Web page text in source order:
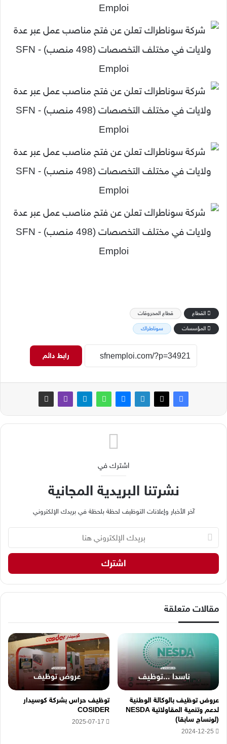
القطاع
قطاع المحروقات
المؤسسات
سوناطراك
رابط دائم
اشترك في
نشرتنا البريدية المجانية
آخر الأخبار وإعلانات التوظيف لحظة بلحظة في بريدك الإلكتروني
ي
ك
ا
إ
ت
و
ي
ه
ن
ا
مقالات متعلقة
عروض توظيف بالوكالة الوطنية
لدعم وتنمية المقاولاتية NESDA
(لونساج سابقا)
2024-12-25
توظيف حراس بشركة كوسيدار
COSIDER
2025-07-17